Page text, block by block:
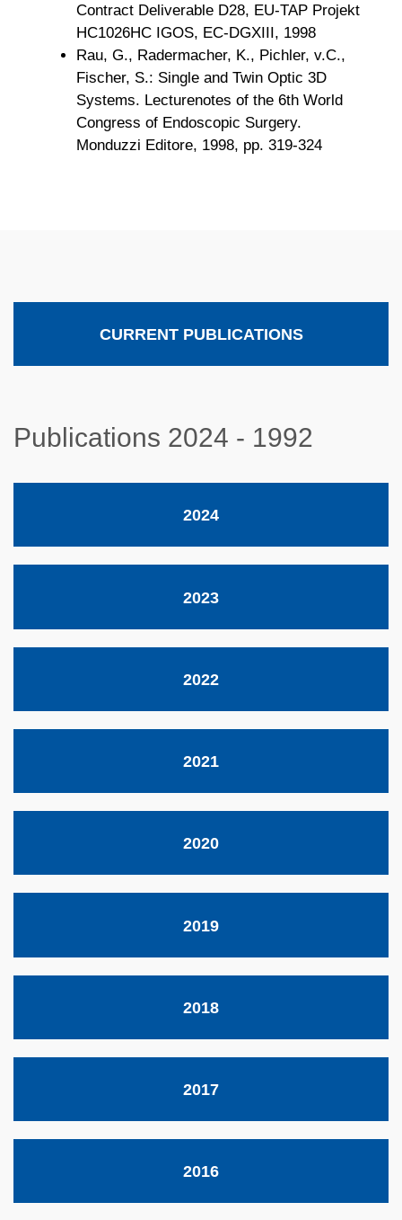
Contract Deliverable D28, EU-TAP Projekt
HC1026HC IGOS, EC-DGXIII, 1998
Rau, G., Radermacher, K., Pichler, v.C.,
Fischer, S.: Single and Twin Optic 3D
Systems. Lecturenotes of the 6th World
Congress of Endoscopic Surgery.
Monduzzi Editore, 1998, pp. 319-324
CURRENT PUBLICATIONS
Publications 2024 - 1992
2024
2023
2022
2021
2020
2019
2018
2017
2016